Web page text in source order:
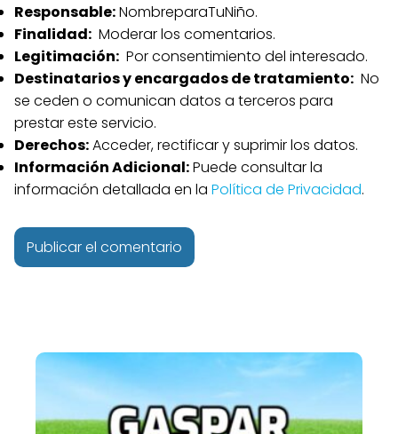
Responsable:NombreparaTuNiño.
Finalidad: Moderar los comentarios.
Legitimación: Por consentimiento del interesado.
Destinatarios y encargados de tratamiento: No
se ceden o comunican datos a terceros para
prestar este servicio.
Derechos:Acceder, rectificar y suprimir los datos.
Información Adicional:Puede consultar la
información detallada en la Política de Privacidad.